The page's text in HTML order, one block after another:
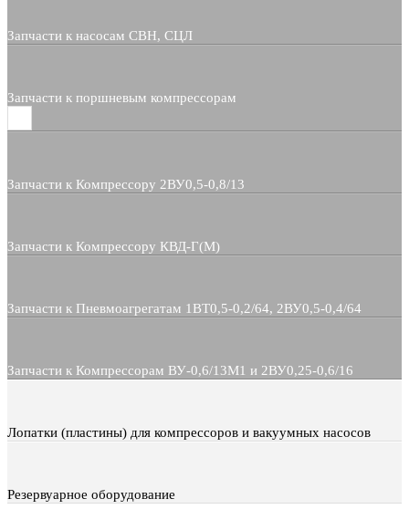
Запчасти к насосам СВН, СЦЛ
Запчасти к поршневым компрессорам
Запчасти к Компрессору 2ВУ0,5-0,8/13
Запчасти к Компрессору КВД-Г(М)
Запчасти к Пневмоагрегатам 1ВТ0,5-0,2/64, 2ВУ0,5-0,4/64
Запчасти к Компрессорам ВУ-0,6/13М1 и 2ВУ0,25-0,6/16
Лопатки (пластины) для компрессоров и вакуумных насосов
Резервуарное оборудование